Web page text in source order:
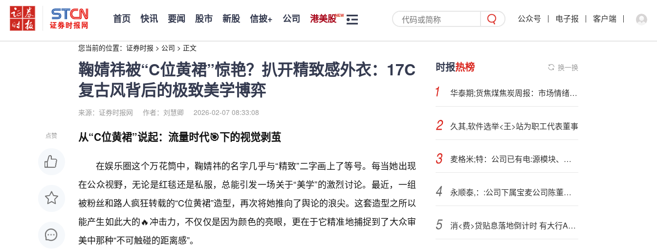
首页 快讯 要闻 股市 新股 信披+ 公司 港美股 公众号 电子报 客户端
您当前的位置： 证券时报 > 公司 > 正文
鞠婧祎被“C位黄裙”惊艳？扒开精致感外衣：17C
复古风背后的极致美学博弈
来源：证券时报网 作者：刘慧卿 2026-02-07 08:33:08
点赞 从“C位黄裙”说起：流量时代🎯下的视觉剥茧
在娱乐圈这个万花筒中，鞠婧祎的名字几乎与“精致”二字画上了等号。每当她出现
在公众视野，无论是红毯还是私服，总能引发一场关于“美学”的激烈讨论。最近，一组
被粉丝和路人疯狂转载的“C位黄裙”造型，再次将她推向了舆论的浪尖。这套造型之所以
能产生如此大的🔥冲击力，不仅仅是因为颜色的亮眼，更在于它精准地捕捉到了大众审
美中那种“不可触碰的距离感”。
时报热榜 换一换
华泰期;货焦煤焦炭周报：市场情绪不振，双焦弱势运行
久其,软件选举<王>站为职工代表董事
麦格米;特：公司已有电:源模块、系统等产品通过多种方式应用于电力系统中
永顺泰,：:公司下属宝麦公司陈董提出的数据是基于宝麦公司的相关情况
消<费>贷贴息落地倒计时 有大行App即将上线“贴息专区”